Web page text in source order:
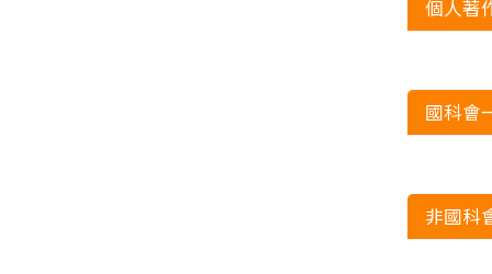
個人著
國科會
非國科